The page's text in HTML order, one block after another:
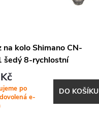
na kolo Shimano CN-
šedý 8-rychlostní
po
e-
DO KOŠÍKU